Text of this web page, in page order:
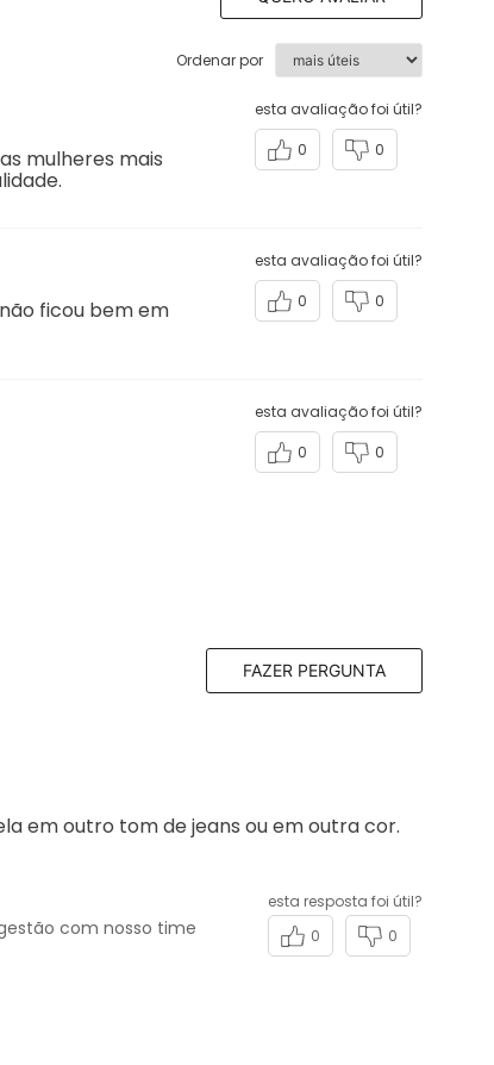
Ordenar por
mulheres mais
esta avaliação foi útil?
0
0
ficou bem em
esta avaliação foi útil?
0
0
esta avaliação foi útil?
0
0
FAZER PERGUNTA
em outro tom de jeans ou em outra cor.
com nosso time
esta resposta foi útil?
0
0